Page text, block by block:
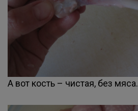
А вот кость – чистая, без мяса.